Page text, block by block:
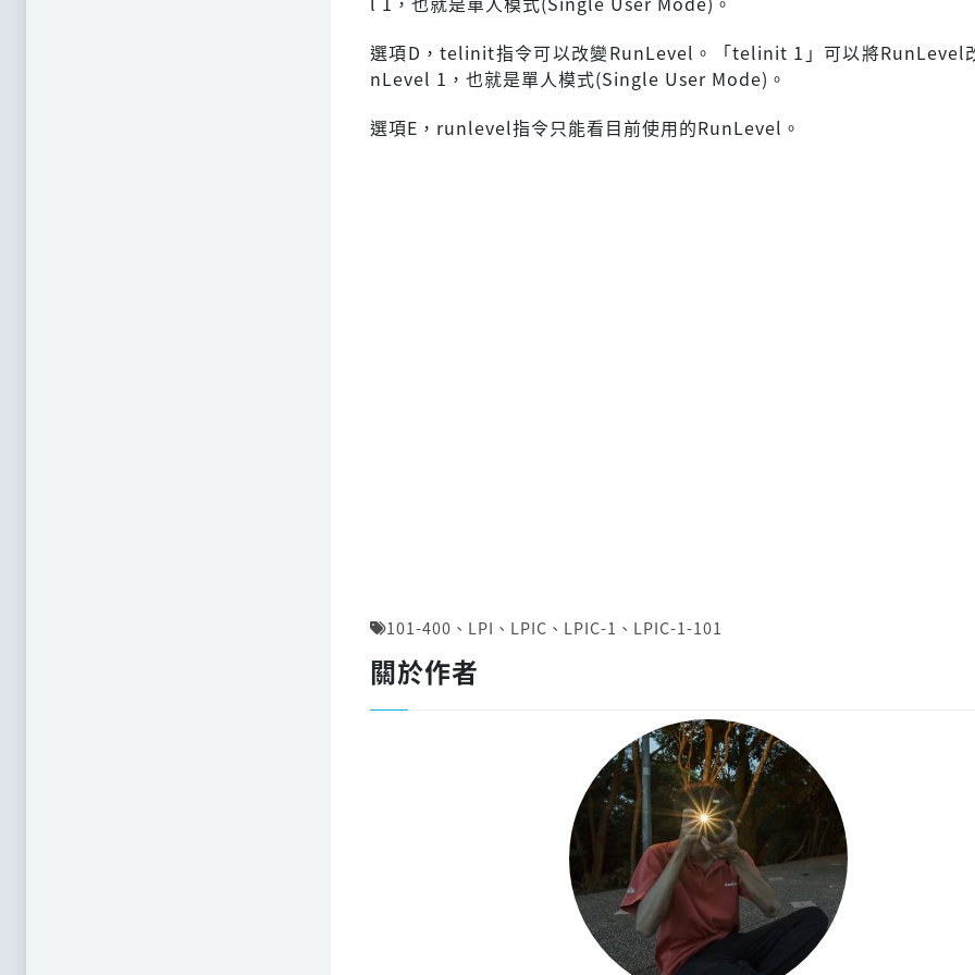
選項D，telinit指令可以改變RunLevel。「telinit 1」可以將RunLevel
nLevel 1，也就是單人模式(Single User Mode)。
選項E，runlevel指令只能看目前使用的RunLevel。
101-400 、 LPI 、 LPIC 、 LPIC-1 、 LPIC-1-101
關於作者